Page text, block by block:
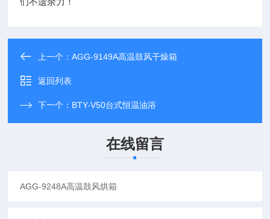
上一个：AGG-9149A高温鼓风干燥箱
返回列表
下一个： BTY-V50台式恒温油浴
在线留言